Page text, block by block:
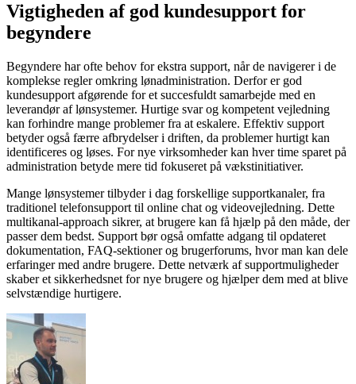
Vigtigheden af god kundesupport for
begyndere
Begyndere har ofte behov for ekstra support, når de navigerer i de
komplekse regler omkring lønadministration. Derfor er god
kundesupport afgørende for et succesfuldt samarbejde med en
leverandør af lønsystemer. Hurtige svar og kompetent vejledning
kan forhindre mange problemer fra at eskalere. Effektiv support
betyder også færre afbrydelser i driften, da problemer hurtigt kan
identificeres og løses. For nye virksomheder kan hver time sparet på
administration betyde mere tid fokuseret på vækstinitiativer.
Mange lønsystemer tilbyder i dag forskellige supportkanaler, fra
traditionel telefonsupport til online chat og videovejledning. Dette
multikanal-approach sikrer, at brugere kan få hjælp på den måde, der
passer dem bedst. Support bør også omfatte adgang til opdateret
dokumentation, FAQ-sektioner og brugerforums, hvor man kan dele
erfaringer med andre brugere. Dette netværk af supportmuligheder
skaber et sikkerhedsnet for nye brugere og hjælper dem med at blive
selvstændige hurtigere.